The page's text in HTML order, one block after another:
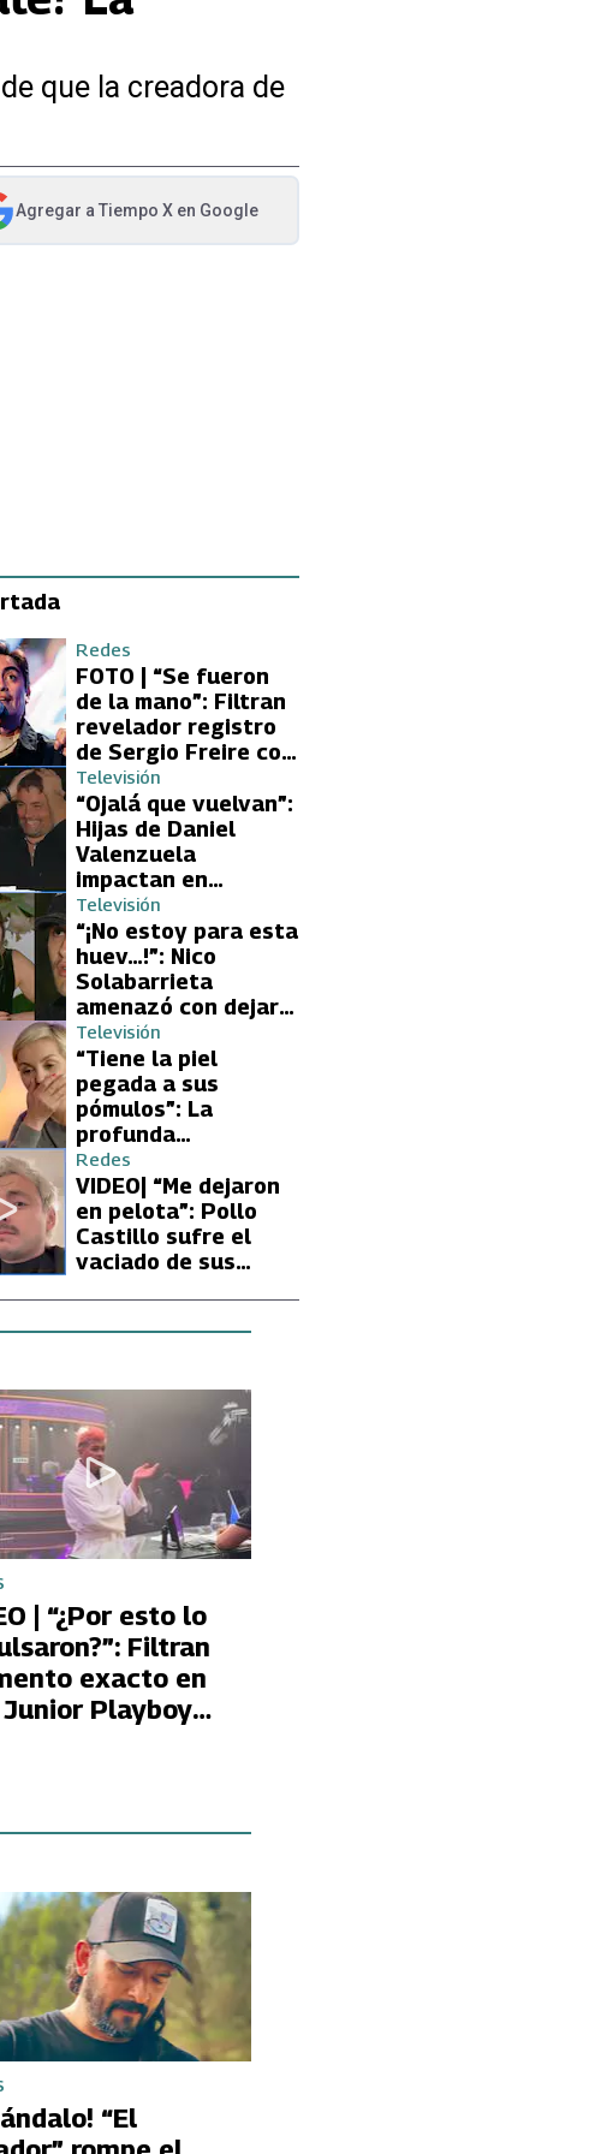
que la creadora de
Agregar a Tiempo Xen Google
en nueva pestaña
Redes
FOTO | “Se fueron
de la mano”: Filtran
revelador registro
de Sergio Freire con
supuesta nueva
conquista
Televisión
“Ojalá que vuelvan”:
Hijas de Daniel
Valenzuela
impactan en
Volverías con tu Ex
2 con directa
petición a su papá
sobre Yamila Reyna
Televisión
“¡No estoy para esta
huev…!”: Nico
Solabarrieta
amenazó con dejar
Volverías con tu Ex
tras encontrón con
Carmen Gloria
Arroyo
Televisión
“Tiene la piel
pegada a sus
pómulos”: La
profunda
preocupación de
Fran García-
Huidobro por la
extrema delgadez
de Kathy Orellana
Redes
VIDEO| “Me dejaron
en pelota”: Pollo
Castillo sufre el
vaciado de sus
| “¿Por esto lo
Filtran
exacto en
Playboy
“El